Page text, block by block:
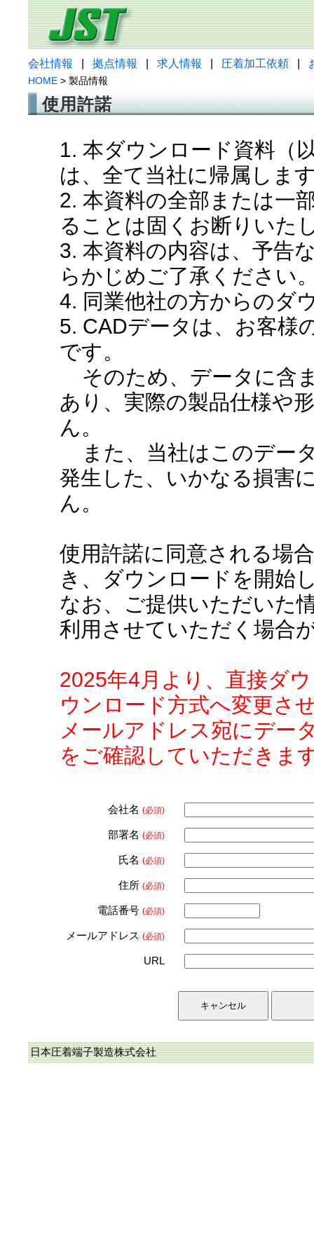
会社情報 拠点情報 求人情報 圧着加工依頼
HOME > 製品情報
使用許諾
1. 本ダウンロード資料（
は、全て当社に帰属しま
2. 本資料の全部または一
ることは固くお断りいた
3. 本資料の内容は、予告
らかじめご了承ください
4. 同業他社の方からのダ
5. CADデータは、お客様
です。
そのため、データに含
あり、実際の製品仕様や
ん。
また、当社はこのデー
発生した、いかなる損害
ん。
使用許諾に同意される場
き、ダウンロードを開始
なお、ご提供いただいた
利用させていただく場合
2025年4月より、直接ダ
ウンロード方式へ変更さ
メールアドレス宛にデー
をご確認していただきま
会社名 (必須)
部署名 (必須)
氏名 (必須)
住所 (必須)
電話番号 (必須)
メールアドレス (必須)
URL
日本圧着端子製造株式会社